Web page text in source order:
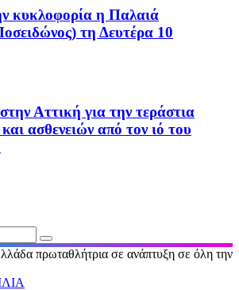
κυκλοφορία η Παλαιά
τη Δευτέρα 10
Αττική για την τεράστια
ασθενειών από τον ιό του
πρωταθλήτρια σε ανάπτυξη σε όλη την